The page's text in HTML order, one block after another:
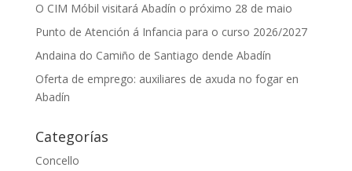
O CIM Móbil visitará Abadín o próximo 28 de maio
Punto de Atención á Infancia para o curso 2026/2027
Andaina do Camiño de Santiago dende Abadín
Oferta de emprego: auxiliares de axuda no fogar en
Abadín
Categorías
Concello